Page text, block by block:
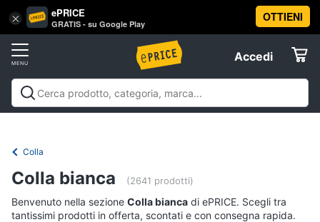
× ePRICE
GRATIS - su Google Play
OTTIENI
Accedi
Accedi
Registrati
Offerte
Informatica
Telefonia
Vai
al
Colla
Colla bianca (2641 prodotti)
Benvenuto nella sezione Colla bianca di ePRICE. Scegli tra
tantissimi prodotti in offerta, scontati e con consegna rapida.